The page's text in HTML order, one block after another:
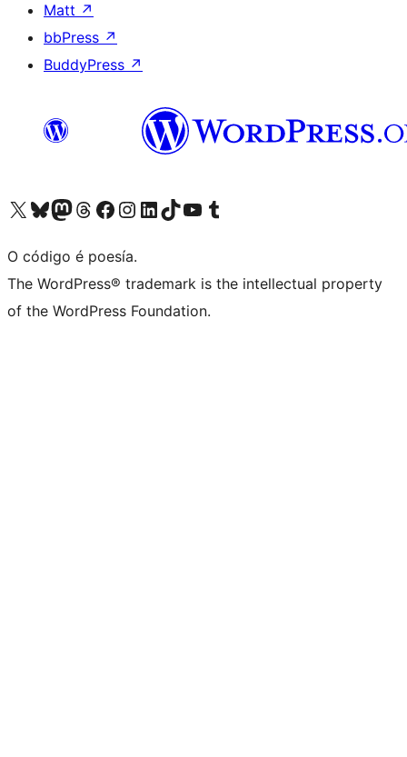
Matt ↗
bbPress ↗
BuddyPress ↗
Visita la cuenta de X (anteriormente Twitter)
Visita a nosa conta de Bluesky
Visita a nosa conta de Mastodon
Visita a nosa conta de Threads
Visita a nosa páxina de Facebook
Visita a nosa conta de Instagram
Visita a nosa conta de LinkedIn
Visita a nosa conta de TikTok
Visita a nosa canle de YouTube
Visita a nosa conta de Tumblr
O código é poesía.
The WordPress® trademark is the intellectual property
of the WordPress Foundation.